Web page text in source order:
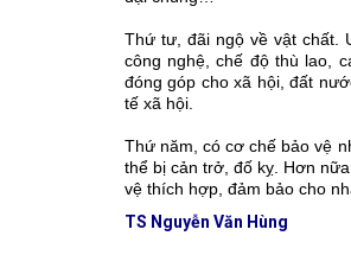
Thứ tư, đãi ngộ về vật chất.
công nghệ, chế độ thù lao,
đóng góp cho xã hội, đất
tế xã hội.
Thứ năm, có cơ chế bảo vệ
thể bị cản trở, đố kỵ. Hơn
vệ thích hợp, đảm bảo cho
TS Nguyễn Văn Hùng